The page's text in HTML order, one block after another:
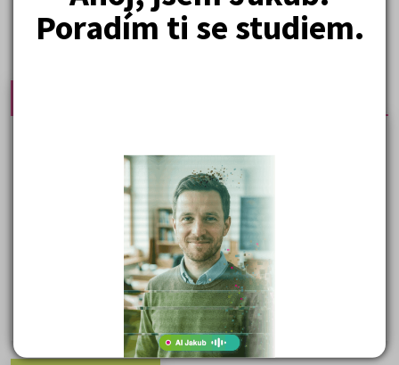
Poradím ti se studiem.
Psychologie - podklady pro přijímačky
Přijímací zkoušky z matematiky na VŠE Praha
Řešení otázek Policejní akademie
Politologie - testy na přijímačky VŠ
Sociologie - testy na přijímačky VŠ
Biologie - testy na přij. zk. z medicíny